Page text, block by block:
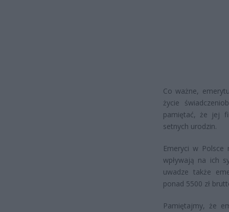
Co ważne,
życie
pamiętać, że jej
setnych urodzin.
Emeryci w
wpływają na ich
uwadze także
ponad 5500 zł
Pamiętajmy, że